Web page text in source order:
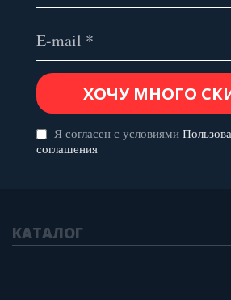
Я согласен с условиями
соглашения
КАТАЛОГ